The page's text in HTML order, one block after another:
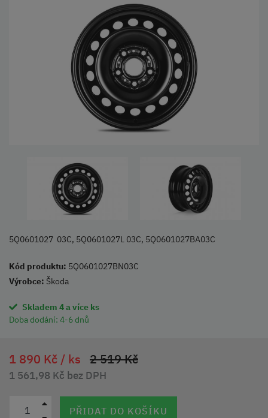
5Q0601027 03C, 5Q0601027L 03C, 5Q0601027BA03C
Kód produktu: 5Q0601027BN03C
Výrobce: Škoda
Skladem 4 a více ks
Doba dodání: 4-6 dnů
1 890 Kč / ks 2 519 Kč
1 561,98 Kč bez DPH
PŘIDAT DO KOŠÍKU